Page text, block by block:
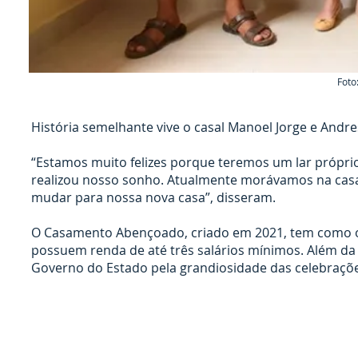
História semelhante vive o casal Manoel Jorge e
“Estamos muito felizes porque teremos um lar
realizou nosso sonho. Atualmente morávamos na
mudar para nossa nova casa”, disseram.
O Casamento Abençoado, criado em 2021, tem
possuem renda de até três salários mínimos. Além
Governo do Estado pela grandiosidade das